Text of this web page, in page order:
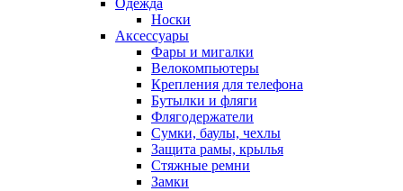
Одежда
Носки
Аксессуары
Фары и мигалки
Велокомпьютеры
Крепления для телефона
Бутылки и фляги
Флягодержатели
Сумки, баулы, чехлы
Защита рамы, крылья
Стяжные ремни
Замки